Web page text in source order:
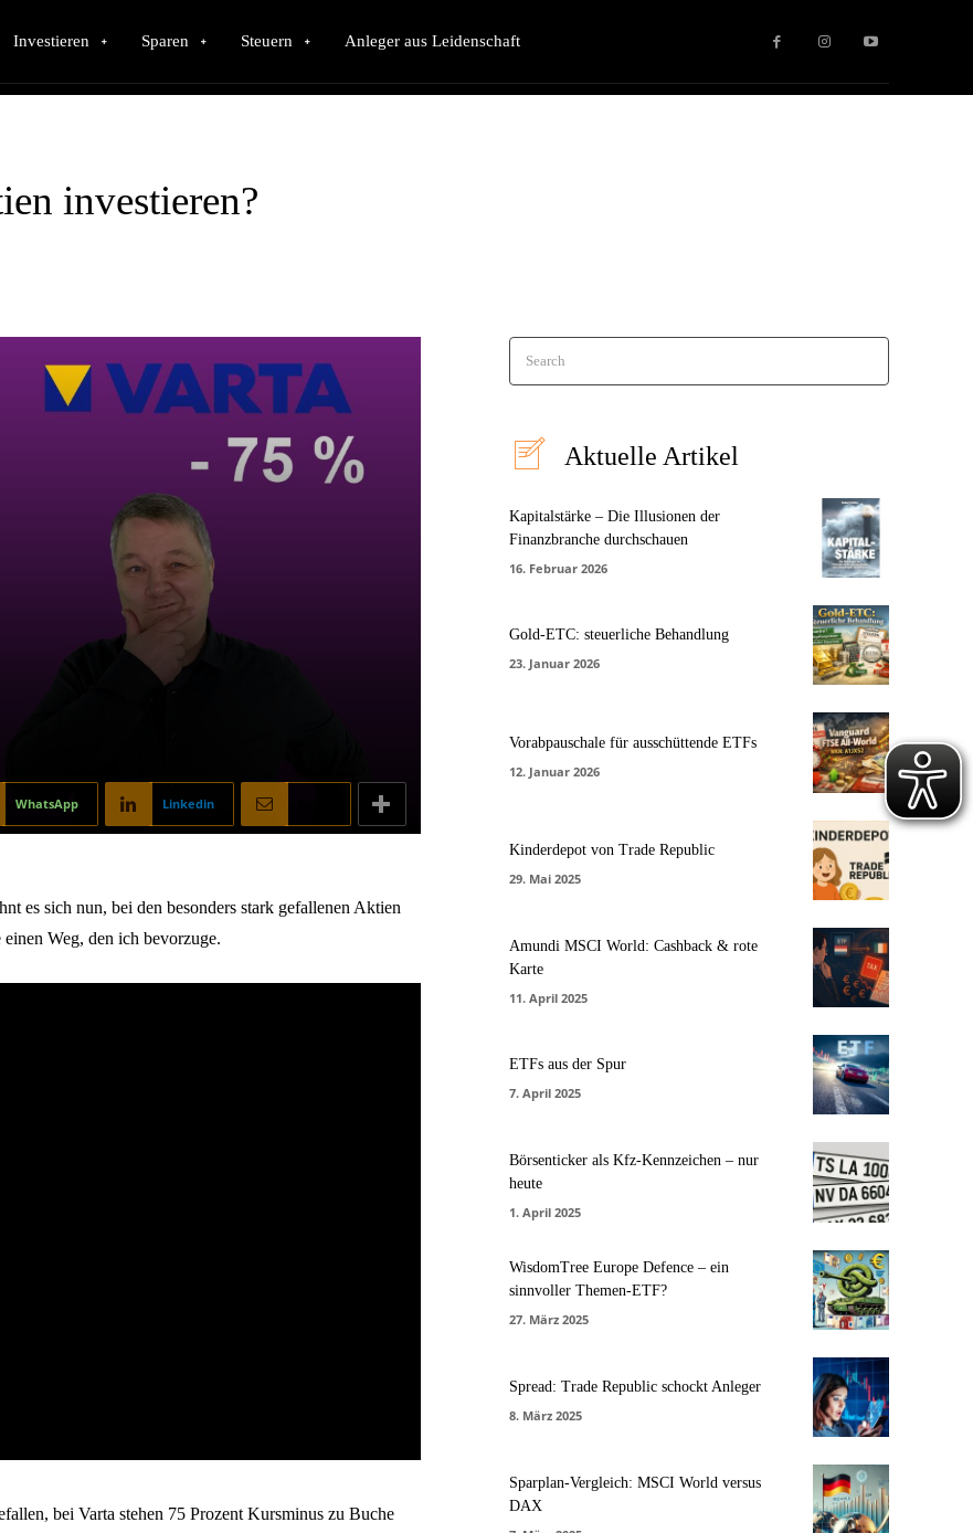
Investieren Sparen Steuern Anleger aus Leidenschaft
investieren?
WhatsApp Linkedin
es sich nun, bei den besonders stark gefallenen Aktien
Weg, den ich bevorzuge.
bei Varta stehen 75 Prozent Kursminus zu Buche
Search
Aktuelle Artikel
Kapitalstärke – Die Illusionen der
Finanzbranche durchschauen
16. Februar 2026
Gold-ETC: steuerliche Behandlung
23. Januar 2026
Vorabpauschale für ausschüttende ETFs
12. Januar 2026
Kinderdepot von Trade Republic
29. Mai 2025
Amundi MSCI World: Cashback & rote
Karte
11. April 2025
ETFs aus der Spur
7. April 2025
Börsenticker als Kfz-Kennzeichen – nur
heute
1. April 2025
WisdomTree Europe Defence – ein
sinnvoller Themen-ETF?
27. März 2025
Spread: Trade Republic schockt Anleger
8. März 2025
Sparplan-Vergleich: MSCI World versus
DAX